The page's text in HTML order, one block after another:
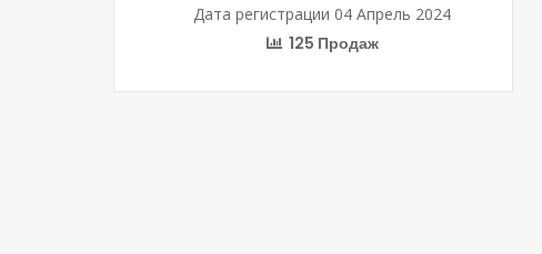
Дата регистрации 04 Апрель 2024
125 Продаж